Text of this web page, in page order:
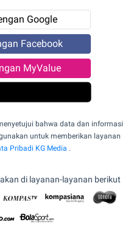
Google
Facebook
MyValue
bahwa data dan informasi
untuk memberikan layanan
Pribadi KG Media .
di layanan-layanan berikut